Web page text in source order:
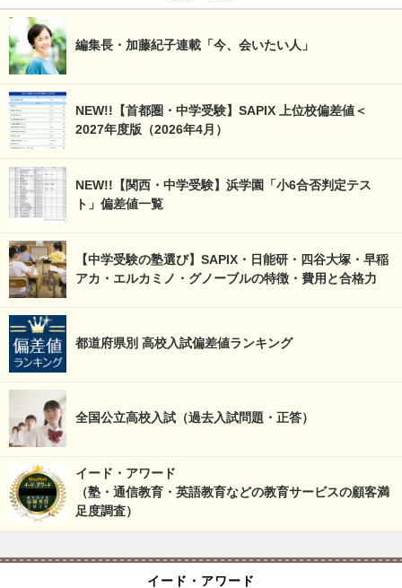
編集長・加藤紀子連載「今、会いたい人」
NEW!!【首都圏・中学受験】SAPIX 上位校偏差値＜
2027年度版（2026年4月）
NEW!!【関西・中学受験】浜学園「小6合否判定テス
ト」偏差値一覧
【中学受験の塾選び】SAPIX・日能研・四谷大塚・早稲
アカ・エルカミノ・グノーブルの特徴・費用と合格力
都道府県別 高校入試偏差値ランキング
全国公立高校入試（過去入試問題・正答）
イード・アワード
（塾・通信教育・英語教育などの教育サービスの顧客満
足度調査）
イード・アワード